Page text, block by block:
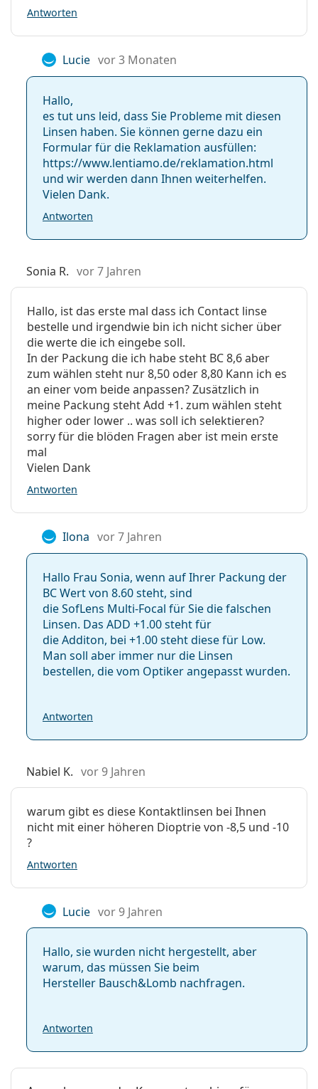
Antworten
Lucie vor 3 Monaten
Hallo,
es tut uns leid, dass Sie Probleme mit diesen
Linsen haben. Sie können gerne dazu ein
Formular für die Reklamation ausfüllen:
https://www.lentiamo.de/reklamation.html
und wir werden dann Ihnen weiterhelfen.
Vielen Dank.
Antworten
Sonia R. vor 7 Jahren
Hallo, ist das erste mal dass ich Contact linse
bestelle und irgendwie bin ich nicht sicher über
die werte die ich eingebe soll.
In der Packung die ich habe steht BC 8,6 aber
zum wählen steht nur 8,50 oder 8,80 Kann ich es
an einer vom beide anpassen? Zusätzlich in
meine Packung steht Add +1. zum wählen steht
higher oder lower .. was soll ich selektieren?
sorry für die blöden Fragen aber ist mein erste
mal
Vielen Dank
Antworten
Ilona vor 7 Jahren
Hallo Frau Sonia, wenn auf Ihrer Packung der
BC Wert von 8.60 steht, sind
die SofLens Multi-Focal für Sie die falschen
Linsen. Das ADD +1.00 steht für
die Additon, bei +1.00 steht diese für Low.
Man soll aber immer nur die Linsen
bestellen, die vom Optiker angepasst wurden.
Antworten
Nabiel K. vor 9 Jahren
warum gibt es diese Kontaktlinsen bei Ihnen
nicht mit einer höheren Dioptrie von -8,5 und -10
?
Antworten
Lucie vor 9 Jahren
Hallo, sie wurden nicht hergestellt, aber
warum, das müssen Sie beim
Hersteller Bausch&Lomb nachfragen.
Antworten